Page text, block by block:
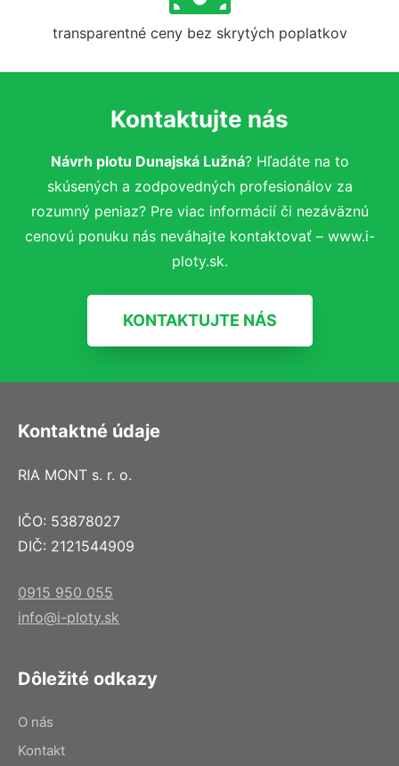
transparentné ceny bez skrytých poplatkov
Kontaktujte nás
Návrh plotu Dunajská Lužná? Hľadáte na to
skúsených a zodpovedných profesionálov za
rozumný peniaz? Pre viac informácií či nezáväznú
cenovú ponuku nás neváhajte kontaktovať – www.i-
ploty.sk.
KONTAKTUJTE NÁS
Kontaktné údaje
RIA MONT s. r. o.
IČO: 53878027
DIČ: 2121544909
0915 950 055
info@i-ploty.sk
Dôležité odkazy
O nás
Kontakt